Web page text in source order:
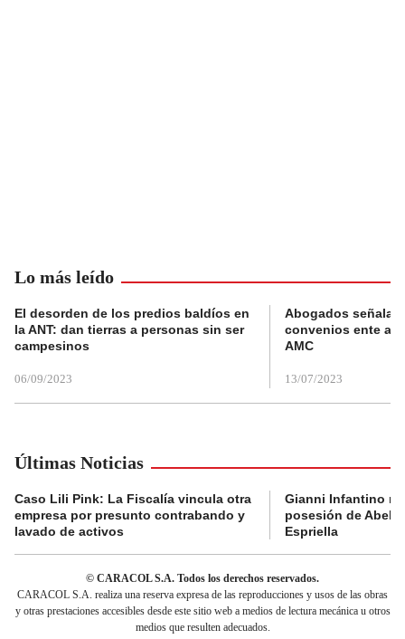
Lo más leído
El desorden de los predios baldíos en
la ANT: dan tierras a personas sin ser
campesinos
06/09/2023
Abogados
convenios ente
AMC
13/07/2023
Últimas Noticias
Caso Lili Pink: La Fiscalía vincula otra
empresa por presunto contrabando y
lavado de activos
Gianni Infantino
posesión de
Espriella
© CARACOL S.A. Todos los derechos reservados.
CARACOL S.A. realiza una reserva expresa de las reproducciones y usos de las obras
y otras prestaciones accesibles desde este sitio web a medios de lectura mecánica u otros
medios que resulten adecuados.